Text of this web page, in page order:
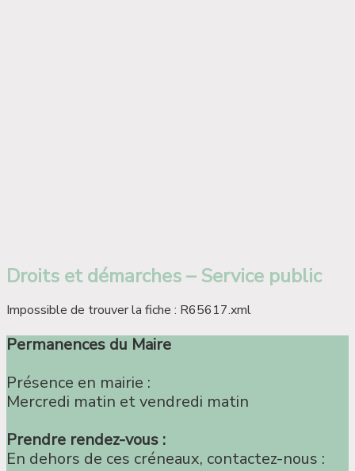
Droits et démarches – Service public
Impossible de trouver la fiche : R65617.xml
Permanences du Maire
Présence en mairie :
Mercredi matin et vendredi matin
Prendre rendez-vous :
En dehors de ces créneaux, contactez-nous :